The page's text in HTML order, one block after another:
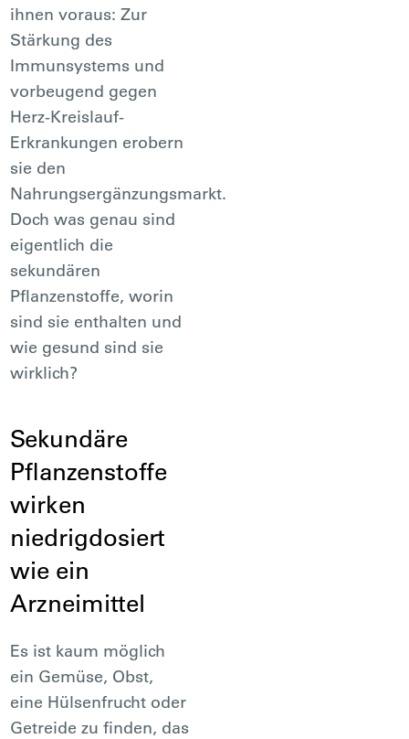
ihnen voraus: Zur
Stärkung des
Immunsystems und
vorbeugend gegen
Herz-Kreislauf-
Erkrankungen erobern
sie den
Nahrungsergänzungsmarkt.
Doch was genau sind
eigentlich die
sekundären
Pflanzenstoffe, worin
sind sie enthalten und
wie gesund sind sie
wirklich?
Sekundäre
Pflanzenstoffe
wirken
niedrigdosiert
wie ein
Arzneimittel
Es ist kaum möglich
ein Gemüse, Obst,
eine Hülsenfrucht oder
Getreide zu finden, das